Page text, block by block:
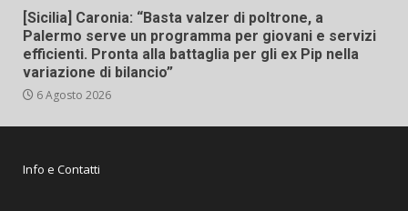
[Sicilia] Caronia: “Basta valzer di poltrone, a
Palermo serve un programma per giovani e servizi
efficienti. Pronta alla battaglia per gli ex Pip nella
variazione di bilancio”
6 Agosto 2026
Info e Contatti